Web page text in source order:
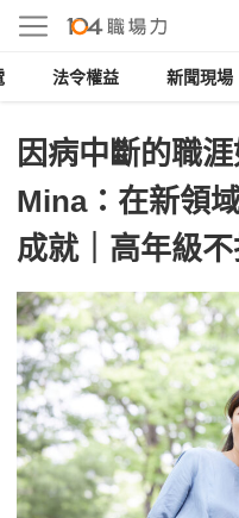
法令權益 新聞現場
因病中斷的職
Mina：在新領
成就｜高年級